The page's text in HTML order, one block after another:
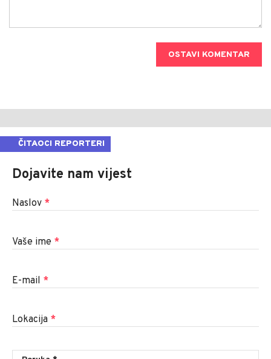
OSTAVI KOMENTAR
ČITAOCI REPORTERI
Dojavite nam vijest
Naslov *
Vaše ime *
E-mail *
Lokacija *